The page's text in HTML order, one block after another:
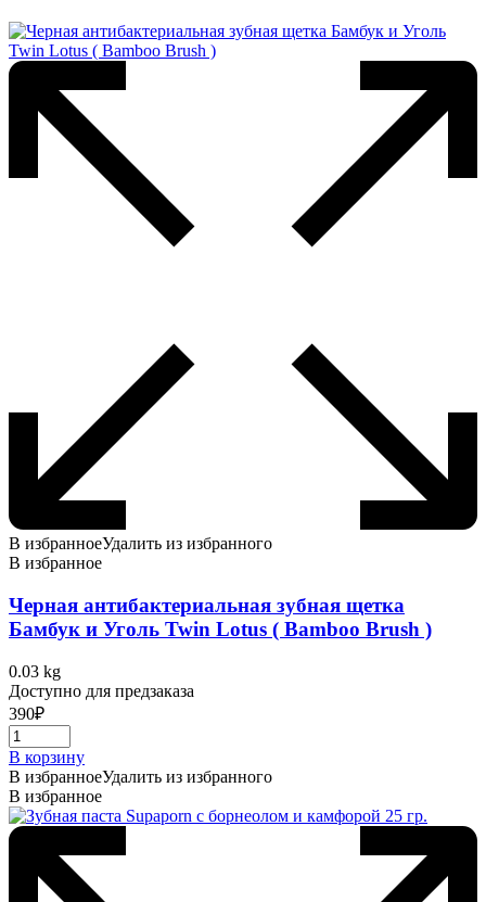
В избранноеУдалить из избранного
В избранное
Черная антибактериальная зубная щетка
Бамбук и Уголь Twin Lotus ( Bamboo Brush )
0.03 kg
Доступно для предзаказа
390₽
В корзину
В избранноеУдалить из избранного
В избранное